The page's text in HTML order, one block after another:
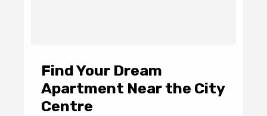
Find Your Dream
Apartment Near the City
Centre